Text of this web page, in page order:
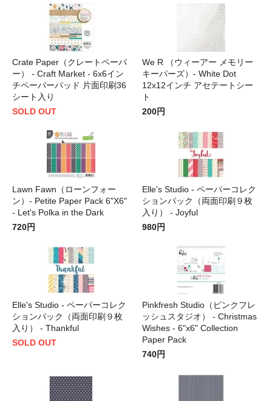
Crate Paper（クレートペーパ
ー） - Craft Market - 6x6イン
チペーパーパッド 片面印刷36
シート入り
SOLD OUT
We R （ウィーアー メモリー
キーパーズ）- White Dot
12x12インチ アセテートシー
ト
200円
Lawn Fawn（ローンフォー
ン）- Petite Paper Pack 6"X6"
- Let's Polka in the Dark
720円
Elle's Studio - ペーパーコレク
ションパック（両面印刷９枚
入り） - Joyful
980円
Elle's Studio - ペーパーコレク
ションパック（両面印刷９枚
入り） - Thankful
SOLD OUT
Pinkfresh Studio（ピンクフレ
ッシュスタジオ） - Christmas
Wishes - 6"x6" Collection
Paper Pack
740円